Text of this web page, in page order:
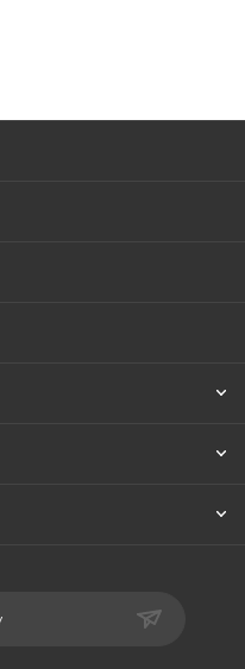
художникам,
маркеры